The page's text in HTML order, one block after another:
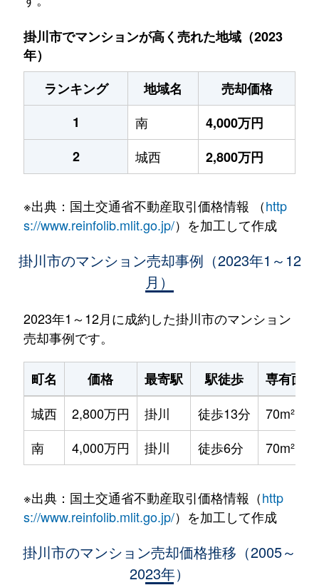
掛川市でマンションが高く売れた地域（2023
年）
ランキング
地域名
売却価格
1
南
4,000万円
2
城西 2,800万円
※出典：国土交通省不動産取引価格情報 （http
s://www.reinfolib.mlit.go.jp/）を加工して作成
掛川市のマンション売却事例（2023年1～12
月）
2023年1～12月に成約した掛川市のマンション
売却事例です。
町名 価格 最寄駅 駅徒歩
専有面積
城西
2,800万円 掛川 徒歩13分
70m²
南
4,000万円 掛川 徒歩6分 70m²
※出典：国土交通省不動産取引価格情報（http
s://www.reinfolib.mlit.go.jp/）を加工して作成
掛川市のマンション売却価格推移（2005～
2023年）